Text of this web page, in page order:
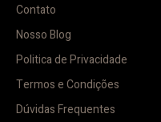
Contato
Nosso Blog
Politica de Privacidade
Termos e Condições
Dúvidas Frequentes